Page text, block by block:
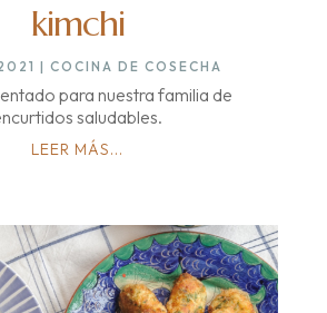
kimchi
| COCINA DE COSECHA
para nuestra familia de
saludables.
LEER MÁS...